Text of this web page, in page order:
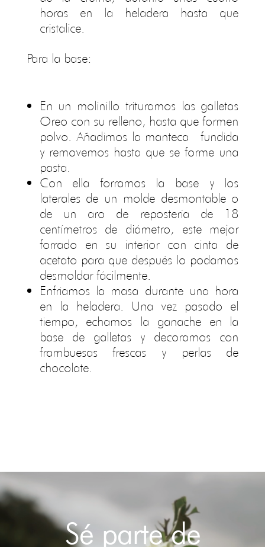
horas en la heladera hasta que
cristalice.
Para la base:
En un molinillo trituramos las galletas
Oreo con su relleno, hasta que formen
polvo. Añadimos la manteca fundida
y removemos hasta que se forme una
pasta.
Con ella forramos la base y los
laterales de un molde desmontable o
de un aro de repostería de 18
centímetros de diámetro, este mejor
forrado en su interior con cinta de
acetato para que después lo podamos
desmoldar fácilmente.
Enfriamos la masa durante una hora
en la heladera. Una vez pasado el
tiempo, echamos la ganache en la
base de galletas y decoramos con
frambuesas frescas y perlas de
chocolate.
Sé parte de